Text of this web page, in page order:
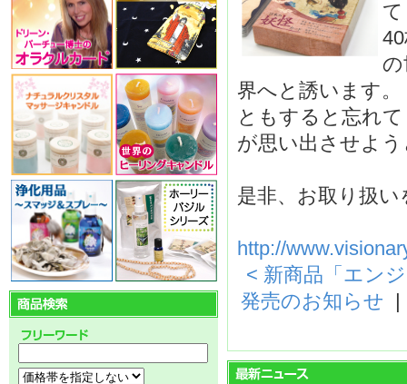
の
界へと誘います。
ともすると忘れ
が思い出させよ
是非、お取り扱
http://
< 新商品「エン
発売のお知らせ